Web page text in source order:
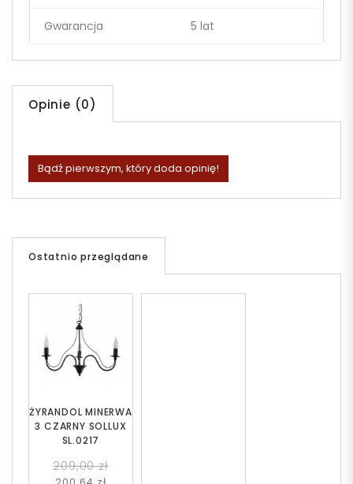
Gwarancja 5 lat
Opinie (0)
Bądź pierwszym, który doda opinię!
Ostatnio przeglądane
ŻYRANDOL MINERWA
3 CZARNY SOLLUX
SL.0217
209,00 zł